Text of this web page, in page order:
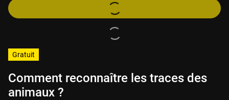
Gratuit
Comment reconnaître les traces des
animaux ?